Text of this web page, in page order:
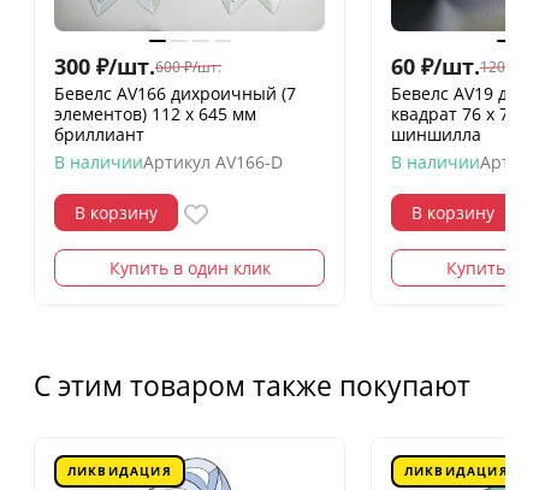
300 ₽/шт.600 ₽/шт.
Бевелс AV166 дихроичный (7
элементов) 112 х 645 мм
бриллиант
В наличииАртикул AV166-D
В корзину
Купить в один клик
60 ₽/шт.120
Бевелс AV19
квадрат 76 х 76
шиншилла
В наличии
В корзину
Купить в
С этим товаром также покупают
ЛИКВИДАЦИЯ ЛИКВИДАЦИЯ